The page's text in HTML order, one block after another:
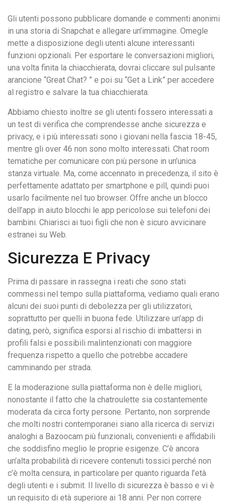
Gli utenti possono pubblicare domande e commenti anonimi
in una storia di Snapchat e allegare un’immagine. Omegle
mette a disposizione degli utenti alcune interessanti
funzioni opzionali. Per esportare le conversazioni migliori,
una volta finita la chiacchierata, dovrai cliccare sul pulsante
arancione “Great Chat? ” e poi su “Get a Link” per accedere
al registro e salvare la tua chiacchierata.
Abbiamo chiesto inoltre se gli utenti fossero interessati a
un test di verifica che comprendesse anche sicurezza e
privacy, e i più interessati sono i giovani nella fascia 18-45,
mentre gli over 46 non sono molto interessati. Chat room
tematiche per comunicare con più persone in un’unica
stanza virtuale. Ma, come accennato in precedenza, il sito è
perfettamente adattato per smartphone e pill, quindi puoi
usarlo facilmente nel tuo browser. Offre anche un blocco
dell’app in aiuto blocchi le app pericolose sui telefoni dei
bambini. Chiarisci ai tuoi figli che non è sicuro avvicinare
estranei su Web.
Sicurezza E Privacy
Prima di passare in rassegna i reati che sono stati
commessi nel tempo sulla piattaforma, vediamo quali erano
alcuni dei suoi punti di debolezza per gli utilizzatori,
soprattutto per quelli in buona fede. Utilizzare un’app di
dating, però, significa esporsi al rischio di imbattersi in
profili falsi e possibili malintenzionati con maggiore
frequenza rispetto a quello che potrebbe accadere
camminando per strada.
E la moderazione sulla piattaforma non è delle migliori,
nonostante il fatto che la chatroulette sia costantemente
moderata da circa forty persone. Pertanto, non sorprende
che molti nostri contemporanei siano alla ricerca di servizi
analoghi a Bazoocam più funzionali, convenienti e affidabili
che soddisfino meglio le proprie esigenze. C’è ancora
un’alta probabilità di ricevere contenuti tossici perché non
c’è molta censura, in particolare per quanto riguarda l’età
degli utenti e i submit. Il livello di sicurezza è basso e vi è
un requisito di età superiore ai 18 anni. Per non correre